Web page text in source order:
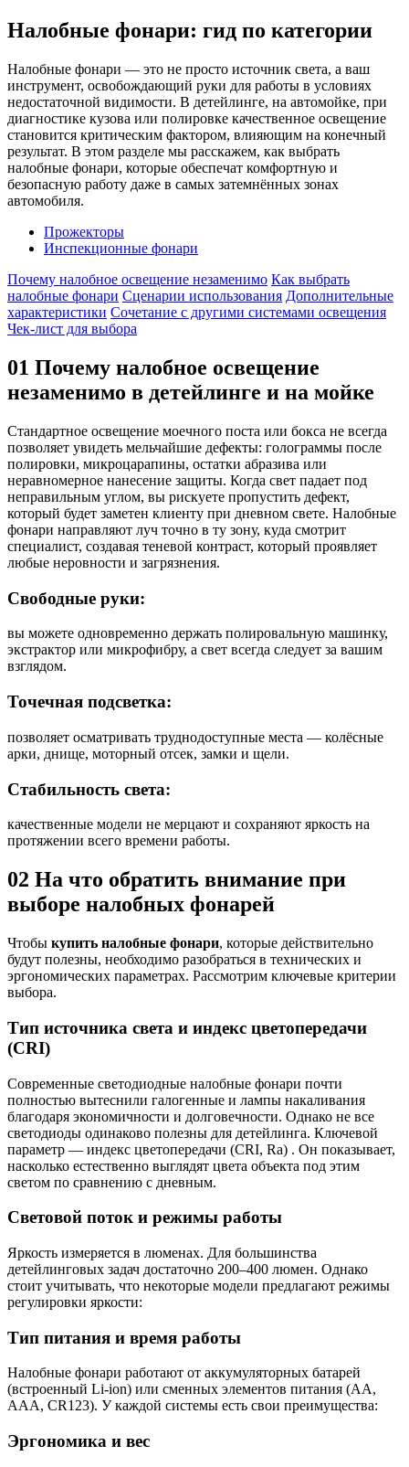
Налобные фонари: гид по категории
Налобные фонари — это не просто источник света, а ваш
инструмент, освобождающий руки для работы в условиях
недостаточной видимости. В детейлинге, на автомойке, при
диагностике кузова или полировке качественное освещение
становится критическим фактором, влияющим на конечный
результат. В этом разделе мы расскажем, как выбрать
налобные фонари, которые обеспечат комфортную и
безопасную работу даже в самых затемнённых зонах
автомобиля.
Прожекторы
Инспекционные фонари
Почему налобное освещение незаменимо Как выбрать
налобные фонари Сценарии использования Дополнительные
характеристики Сочетание с другими системами освещения
Чек-лист для выбора
01 Почему налобное освещение
незаменимо в детейлинге и на мойке
Стандартное освещение моечного поста или бокса не всегда
позволяет увидеть мельчайшие дефекты: голограммы после
полировки, микроцарапины, остатки абразива или
неравномерное нанесение защиты. Когда свет падает под
неправильным углом, вы рискуете пропустить дефект,
который будет заметен клиенту при дневном свете. Налобные
фонари направляют луч точно в ту зону, куда смотрит
специалист, создавая теневой контраст, который проявляет
любые неровности и загрязнения.
Свободные руки:
вы можете одновременно держать полировальную машинку,
экстрактор или микрофибру, а свет всегда следует за вашим
взглядом.
Точечная подсветка:
позволяет осматривать труднодоступные места — колёсные
арки, днище, моторный отсек, замки и щели.
Стабильность света:
качественные модели не мерцают и сохраняют яркость на
протяжении всего времени работы.
02 На что обратить внимание при
выборе налобных фонарей
Чтобы купить налобные фонари, которые действительно
будут полезны, необходимо разобраться в технических и
эргономических параметрах. Рассмотрим ключевые критерии
выбора.
Тип источника света и индекс цветопередачи
(CRI)
Современные светодиодные налобные фонари почти
полностью вытеснили галогенные и лампы накаливания
благодаря экономичности и долговечности. Однако не все
светодиоды одинаково полезны для детейлинга. Ключевой
параметр — индекс цветопередачи (CRI, Ra) . Он показывает,
насколько естественно выглядят цвета объекта под этим
светом по сравнению с дневным.
Световой поток и режимы работы
Яркость измеряется в люменах. Для большинства
детейлинговых задач достаточно 200–400 люмен. Однако
стоит учитывать, что некоторые модели предлагают режимы
регулировки яркости:
Тип питания и время работы
Налобные фонари работают от аккумуляторных батарей
(встроенный Li-ion) или сменных элементов питания (AA,
AAA, CR123). У каждой системы есть свои преимущества:
Эргономика и вес